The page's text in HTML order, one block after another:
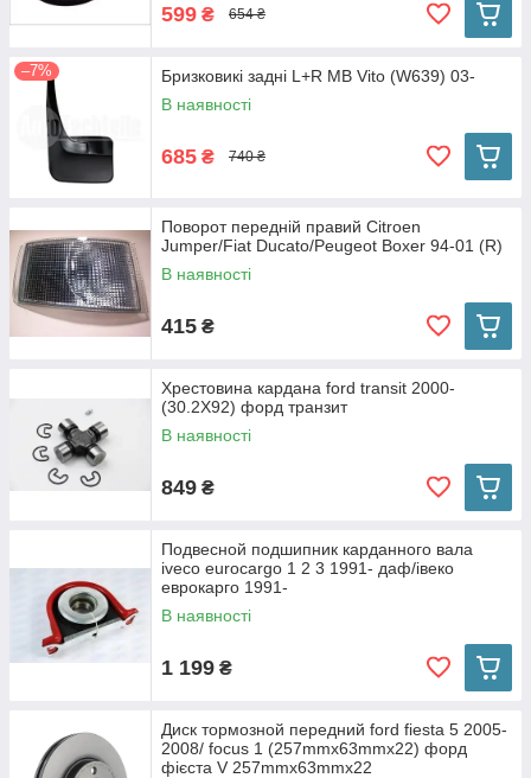
599 ₴ 654 ₴
–7%
Бризковикі задні L+R MB Vito (W639) 03-
В наявності
685 ₴ 740 ₴
Поворот передній правий Citroen
Jumper/Fiat Ducato/Peugeot Boxer 94-01 (R)
В наявності
415 ₴
Хрестовина кардана ford transit 2000-
(30.2X92) форд транзит
В наявності
849 ₴
Подвесной подшипник карданного вала
iveco eurocargo 1 2 3 1991- даф/івеко
еврокарго 1991-
В наявності
1 199 ₴
Диск тормозной передний ford fiesta 5 2005-
2008/ focus 1 (257mmx63mmx22) форд
фієста V 257mmx63mmx22